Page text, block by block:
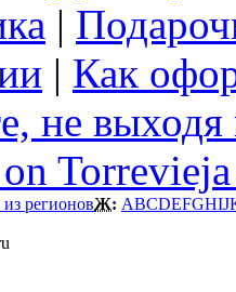
|
| Как
не выходя
регионовЖ: ABCDEFGHIJ